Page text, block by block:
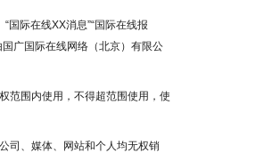
国际在线XX消息”“国际在线报
广国际在线网络（北京）有限公
范围内使用，不得超范围使用，使
司、媒体、网站和个人均无权销